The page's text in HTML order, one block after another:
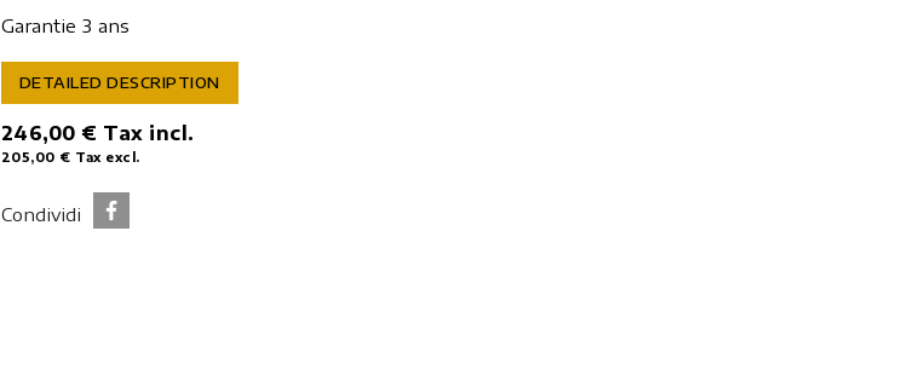
Garantie 3 ans
DETAILED DESCRIPTION
246,00 € Tax incl.
205,00 € Tax excl.
Condividi